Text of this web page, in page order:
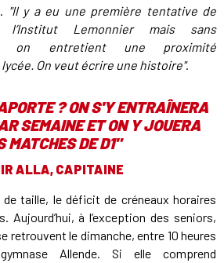
"Il y a eu une première tentative de
l’Institut Lemonnier mais sans
on entretient une proximité
lycée. On veut écrire une histoire".
? ON S'Y ENTRAÎNERA
SEMAINE ET ON Y JOUERA
MATCHES DE D1"
ALLA, CAPITAINE
taille, le déficit de créneaux horaires
Aujourd’hui, à l’exception des seniors,
retrouvent le dimanche, entre 10 heures
Allende. Si elle comprend